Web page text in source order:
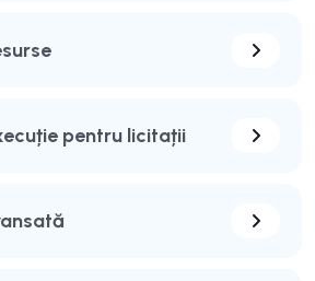
pentru licitații